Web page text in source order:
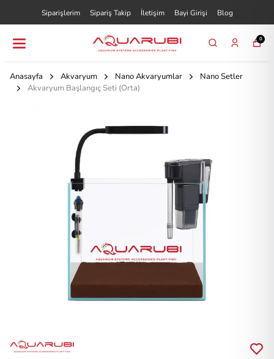
Siparişlerim Sipariş Takip İletişim Bayi Girişi Blog
0
Anasayfa Akvaryum Nano Akvaryumlar
Nano Setler
Akvaryum Başlangıç Seti (Orta)